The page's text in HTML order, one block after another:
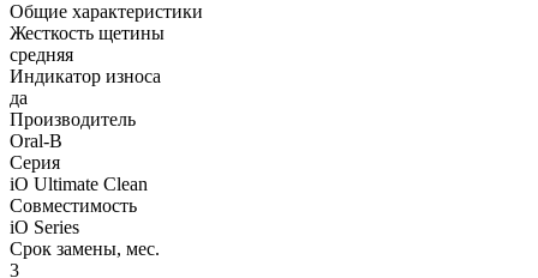
Общие характеристики
Жесткость щетины
средняя
Индикатор износа
да
Производитель
Oral-B
Серия
iO Ultimate Clean
Совместимость
iO Series
Срок замены, мес.
3